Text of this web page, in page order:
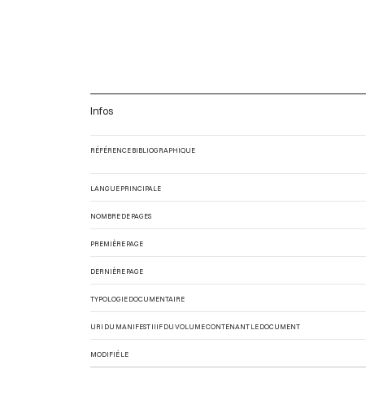
Infos
RÉFÉRENCE BIBLIOGRAPHIQUE
LANGUE PRINCIPALE
NOMBRE DE PAGES
PREMIÈRE PAGE
DERNIÈRE PAGE
TYPOLOGIE DOCUMENTAIRE
URI DU MANIFEST IIIF DU VOLUME CONTENANT LE DOCUMENT
MODIFIÉ LE